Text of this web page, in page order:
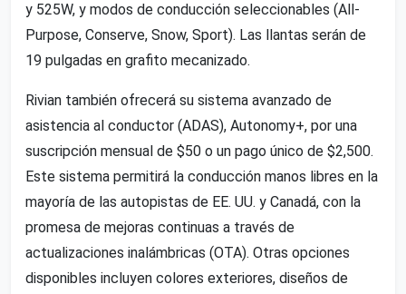
y 525W, y modos de conducción seleccionables (All-
Purpose, Conserve, Snow, Sport). Las llantas serán de
19 pulgadas en grafito mecanizado.
Rivian también ofrecerá su sistema avanzado de
asistencia al conductor (ADAS), Autonomy+, por una
suscripción mensual de $50 o un pago único de $2,500.
Este sistema permitirá la conducción manos libres en la
mayoría de las autopistas de EE. UU. y Canadá, con la
promesa de mejoras continuas a través de
actualizaciones inalámbricas (OTA). Otras opciones
disponibles incluyen colores exteriores, diseños de